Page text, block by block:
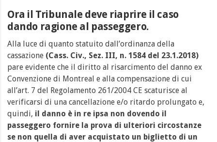
Ora il Tribunale deve riaprire il caso
dando ragione al passeggero.
Alla luce di quanto statuito dall’ordinanza della
cassazione (Cass. Civ., Sez. III, n. 1584 del 23.1.2018)
pare evidente che il diritto al risarcimento del danno ex
Convenzione di Montreal e alla compensazione di cui
all’art. 7 del Regolamento 261/2004 CE scaturisce al
verificarsi di una cancellazione e/o ritardo prolungato e,
quindi, il danno è in re ipsa non dovendo il
passeggero fornire la prova di ulteriori circostanze
se non quella di aver acquistato un biglietto di un